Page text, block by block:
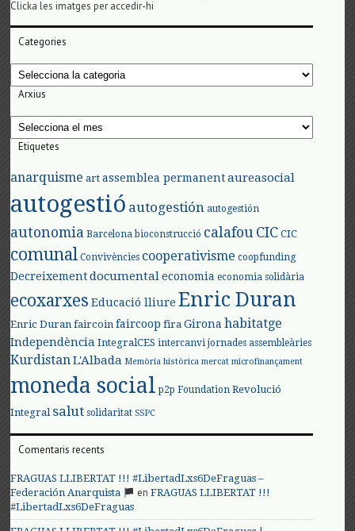
Clicka les imatges per accedir-hi
Categories
Categories
Arxius
Arxius
Etiquetes
anarquisme art assemblea permanent aureasocial
autogestió autogestión autogestión
autonomia Barcelona bioconstrucció calafouCIC CIC
comunal Convivències cooperativisme coopfunding
Decreixement documental economia economia solidària
ecoxarxes Educació lliure Enric Duran
Enric Duran faircoin faircoop fira Girona habitatge
Independència IntegralCES intercanvi jornades assembleàries
KurdistanL'Albada Memòria històrica mercat microfinançament
moneda social p2p Foundation Revolució
Integral salut solidaritat SSPC
Comentaris recents
FRAGUAS LLIBERTAT !!! #LibertadLxs6DeFraguas –
Federación Anarquista
enFRAGUAS LLIBERTAT !!!
#LibertadLxs6DeFraguas